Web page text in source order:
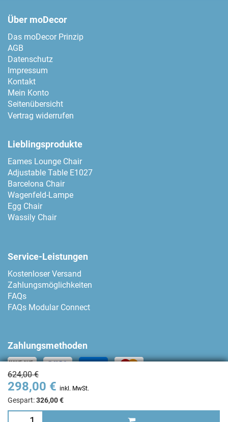
624,00 €
298,00 € inkl. MwSt.
Gespart:326,00 €
Über moDecor
Das moDecor Prinzip
AGB
Datenschutz
Impressum
Kontakt
Mein Konto
Seitenübersicht
Vertrag widerrufen
Lieblingsprodukte
Eames Lounge Chair
Adjustable Table E1027
Barcelona Chair
Wagenfeld-Lampe
Egg Chair
Wassily Chair
Service-Leistungen
Kostenloser Versand
Zahlungsmöglichkeiten
FAQs
FAQs Modular Connect
Zahlungsmethoden
Kontakt
+34 93 80 04 874